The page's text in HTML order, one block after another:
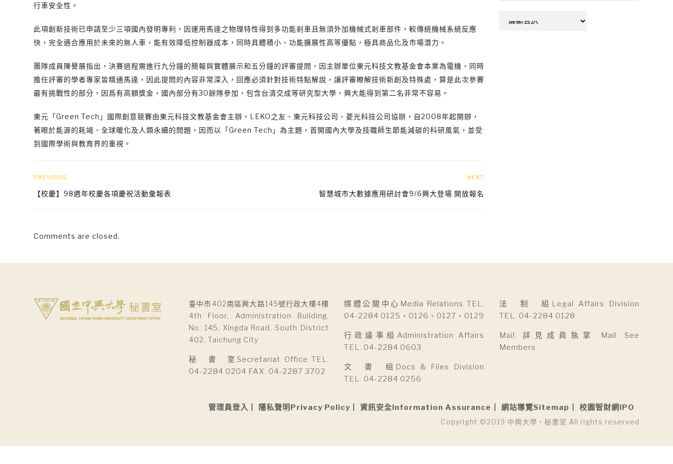
行車安全性。
此項創新技術已申請至少三項國內發明專利，因運用馬達之物理特性得到多功能剎車且無須外加機械式剎車部件，較傳統機械系統反應
快，完全適合應用於未來的無人車，能有效降低控制器成本，同時具體積小、功能擴展性高等優點，極具商品化及市場潛力。
團隊成員陳譽展指出，決賽過程需進行九分鐘的簡報與實體展示和五分鐘的評審提問，因主辦單位東元科技文教基金會本業為電機，同時
擔任評審的學者專家皆精通馬達，因此提問的內容非常深入，回應必須針對技術特點解說，讓評審瞭解技術新創及特殊處，算是此次參賽
最有挑戰性的部分，因爲有高額獎金，國內部分有30餘隊參加，包含台清交成等研究型大學，興大能得到第二名非常不容易。
東元「Green Tech」國際創意競賽由東元科技文教基金會主辦，LEKO之友、東元科技公司、菱光科技公司協辦，自2008年起開辦，
著眼於能源的耗竭、全球暖化及人類永續的問題，因而以「Green Tech」為主題，首開國內大學及技職師生節能減碳的科研風氣，並受
到國際學術與教育界的重視。
PREVIOUS
【校慶】98週年校慶各項慶祝活動彙報表
NEXT
智慧城市大數據應用研討會9/6興大登場 開放報名
Comments are closed.
臺中市402南區興大路145號行政大樓4樓
4th Floor, Administration Building,
No. 145, Xingda Road, South District
402, Taichung City
秘 書 室Secretariat Office TEL.
04-2284 0204 FAX. 04-2287 3702
媒體公關中心Media Relations TEL.
04-2284 0125、0126、0127、0129
行政議事組Administration Affairs
TEL. 04-2284 0603
文 書 組Docs & Files Division
TEL. 04-2284 0256
法 制 組Legal Affairs Division
TEL. 04-2284 0128
Mail: 詳見成員執掌 Mail: See
Members
管理員登入 隱私聲明Privacy Policy 資訊安全Information Assurance 網站導覽Sitemap 校園智財網IPO
Copyright ©2019 中興大學 • 秘書室 All rights reserved